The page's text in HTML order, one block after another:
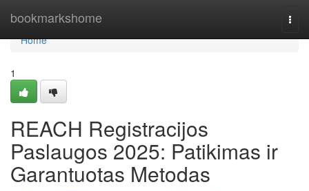
bookmarkshome
Home
Home
1
REACH Registracijos
Paslaugos 2025: Patikimas ir
Garantuotas Metodas